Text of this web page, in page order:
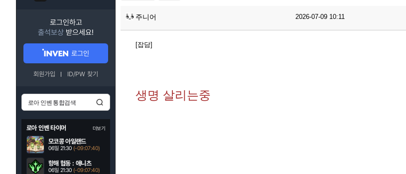
로그인하고
출석보상 받으세요!
로그인
회원가입 ID/PW 찾기
로아 인벤 타이머 더보기
모코콩 아일랜드
06일 21:30 (-09:07:38)
항해 협동 : 애니츠
06일 21:30 (-09:07:38)
주니어 2026-07-09 10:11
[잡담]
생명 살리는중